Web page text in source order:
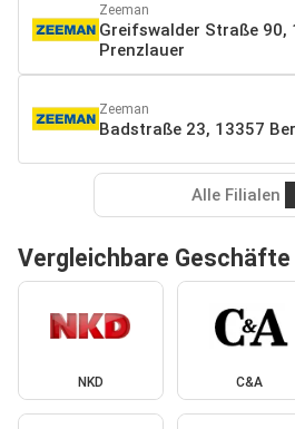
Zeeman
Greifswalder Straße 90,
Prenzlauer
Zeeman
Badstraße 23, 13357
Alle Filialen
Vergleichbare Geschäfte
NKD C&A